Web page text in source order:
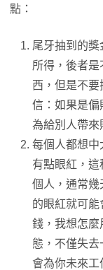
點：
尾牙抽到的
所得，後者
西，但是不
信：如果是偏
為給別人帶來
每個人都想中
有點眼紅，
個人，通常幾
的眼紅就可
錢，我想怎麼
態，不僅失
會為你未來